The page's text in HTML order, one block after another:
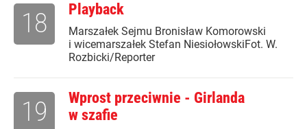
Playback
Marszałek Sejmu Bronisław Komorowski
i wicemarszałek Stefan NiesiołowskiFot. W.
Rozbicki/Reporter
18
Wprost przeciwnie - Girlanda
w szafie
19